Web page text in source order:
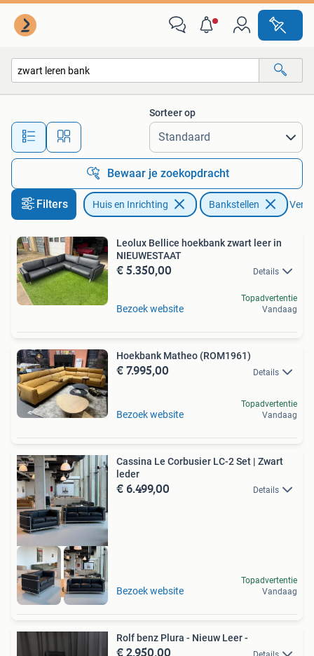
Alle afstanden…
Sorteer op
Bewaar je zoekopdracht
Filters Huis en Inrichting Bankstellen
Leolux Bellice hoekbank zwart leer in
NIEUWESTAAT
€ 5.350,00 Details
Bezoek website
Topadvertentie
Vandaag
Hoekbank Matheo (ROM1961)
€ 7.995,00 Details
Bezoek website
Topadvertentie
Vandaag
Gratis levering
Cassina Le Corbusier LC-2 Set | Zwart
leder
€ 6.499,00 Details
Bezoek website
Topadvertentie
Vandaag
Rolf benz Plura - Nieuw Leer -